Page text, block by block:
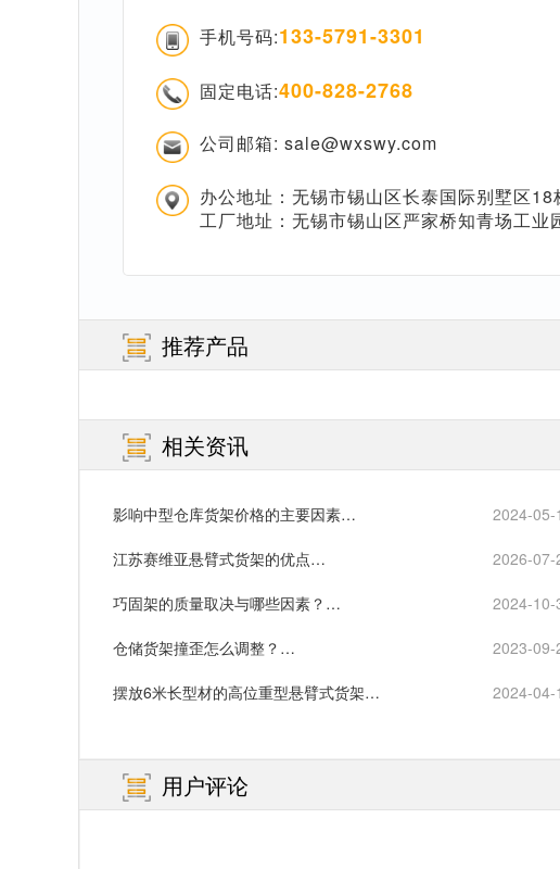
手机号码:133-5791-3301
固定电话:400-828-2768
公司邮箱: sale@wxswy.com
办公地址：无锡市锡山区长泰国际别墅区18
工厂地址：无锡市锡山区严家桥知青场工业
推荐产品
相关资讯
影响中型仓库货架价格的主要因素… 2024-05-
江苏赛维亚悬臂式货架的优点… 2026-07-
巧固架的质量取决与哪些因素？… 2024-10-
仓储货架撞歪怎么调整？… 2023-09-
摆放6米长型材的高位重型悬臂式货架… 2024-04-
用户评论